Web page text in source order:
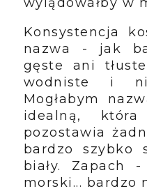
Konsystencja
nazwa - jak
gęste ani
wodniste i
Mogłabym
idealną,
pozostawia
bardzo szybko
biały. Zapach
morski... bardzo